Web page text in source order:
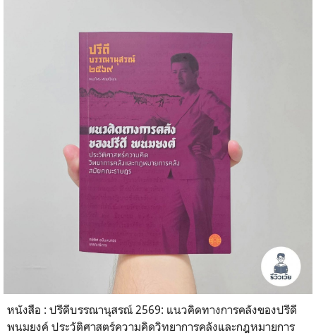
หนังสือ : ปรีดีบรรณานุสรณ์ 2569: แนวคิดทางการคลังของปรีดี
พนมยงค์ ประวัติศาสตร์ความคิดวิทยาการคลังและกฎหมายการ